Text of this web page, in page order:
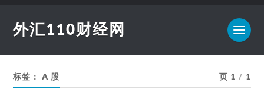
外汇110财经网
标签：A 股 页 1 / 1